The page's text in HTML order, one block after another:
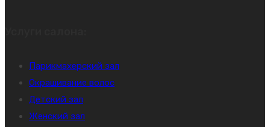
Парикмахерский зал
Окрашивание волос
Детский зал
Женский зал